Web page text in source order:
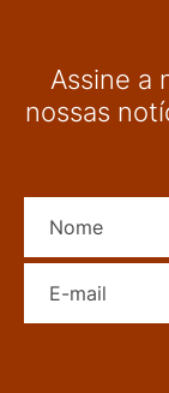
Assine a
nossas